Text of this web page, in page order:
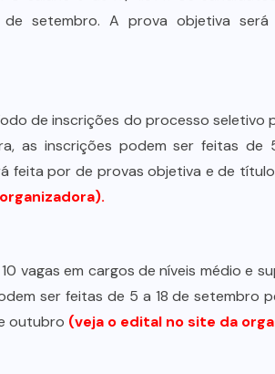
setembro. A prova objetiva
de inscrições do processo seletivo
as inscrições podem ser feitas
feita por de provas objetiva e de
.
vagas em cargos de níveis médio e
ser feitas de 5 a 18 de setembro
outubro (veja o edital no site da